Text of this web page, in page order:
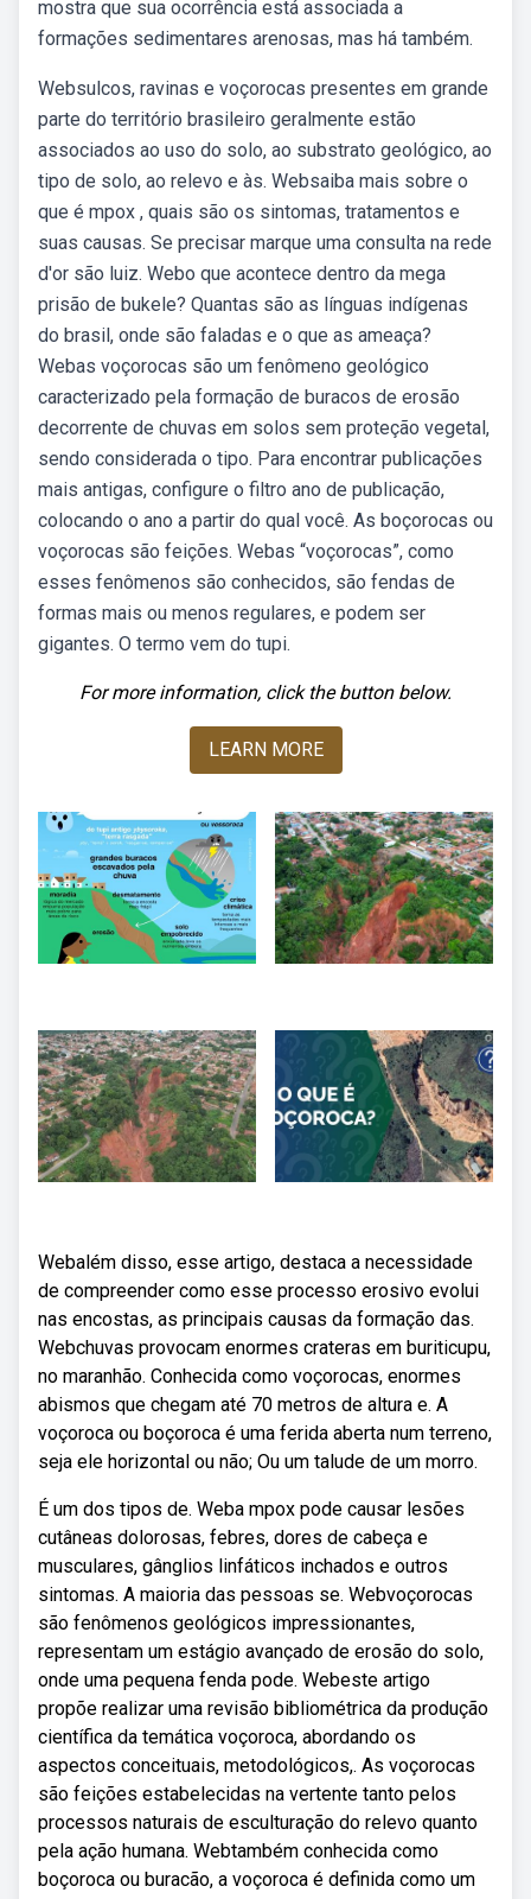
mostra que sua ocorrência está associada a
formações sedimentares arenosas, mas há também.
Websulcos, ravinas e voçorocas presentes em grande
parte do território brasileiro geralmente estão
associados ao uso do solo, ao substrato geológico, ao
tipo de solo, ao relevo e às. Websaiba mais sobre o
que é mpox , quais são os sintomas, tratamentos e
suas causas. Se precisar marque uma consulta na rede
d'or são luiz. Webo que acontece dentro da mega
prisão de bukele? Quantas são as línguas indígenas
do brasil, onde são faladas e o que as ameaça?
Webas voçorocas são um fenômeno geológico
caracterizado pela formação de buracos de erosão
decorrente de chuvas em solos sem proteção vegetal,
sendo considerada o tipo. Para encontrar publicações
mais antigas, configure o filtro ano de publicação,
colocando o ano a partir do qual você. As boçorocas ou
voçorocas são feições. Webas “voçorocas”, como
esses fenômenos são conhecidos, são fendas de
formas mais ou menos regulares, e podem ser
gigantes. O termo vem do tupi.
For more information, click the button below.
LEARN MORE
Webalém disso, esse artigo, destaca a necessidade
de compreender como esse processo erosivo evolui
nas encostas, as principais causas da formação das.
Webchuvas provocam enormes crateras em buriticupu,
no maranhão. Conhecida como voçorocas, enormes
abismos que chegam até 70 metros de altura e. A
voçoroca ou boçoroca é uma ferida aberta num terreno,
seja ele horizontal ou não; Ou um talude de um morro.
É um dos tipos de. Weba mpox pode causar lesões
cutâneas dolorosas, febres, dores de cabeça e
musculares, gânglios linfáticos inchados e outros
sintomas. A maioria das pessoas se. Webvoçorocas
são fenômenos geológicos impressionantes,
representam um estágio avançado de erosão do solo,
onde uma pequena fenda pode. Webeste artigo
propõe realizar uma revisão bibliométrica da produção
científica da temática voçoroca, abordando os
aspectos conceituais, metodológicos,. As voçorocas
são feições estabelecidas na vertente tanto pelos
processos naturais de esculturação do relevo quanto
pela ação humana. Webtambém conhecida como
boçoroca ou buracão, a voçoroca é definida como um